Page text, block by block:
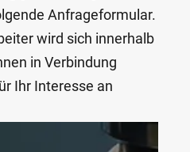
Anfrageformular.
wird sich innerhalb
in Verbindung
Ihr Interesse an